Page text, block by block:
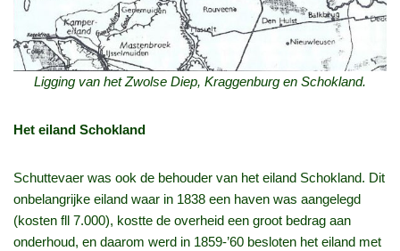
Ligging van het Zwolse Diep, Kraggenburg en Schokland.
Het eiland Schokland
Schuttevaer was ook de behouder van het eiland Schokland. Dit
onbelangrijke eiland waar in 1838 een haven was aangelegd
(kosten fll 7.000), kostte de overheid een groot bedrag aan
onderhoud, en daarom werd in 1859-’60 besloten het eiland met